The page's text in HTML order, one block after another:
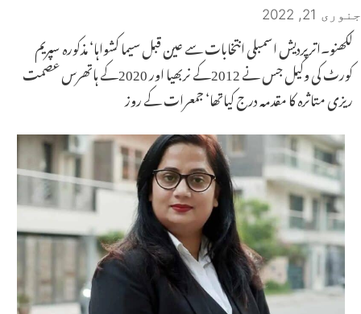
جنوری 21, 2022
لکھنو۔اترپردیش اسمبلی انتخابات سے عین قبل سیما کشواہا‘ مذکورہ سپریم
کورٹ کی وکیل جس نے 2012کے نربھیا اور 2020کے ہاتھرس عصمت
ریزی متاثرہ کا مقدمہ درج کیاتھا‘ جمعرات کے روز